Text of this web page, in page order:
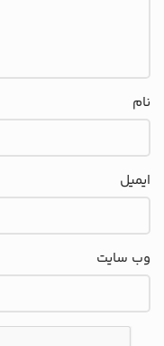
نام
ایمیل
وب‌ سایت